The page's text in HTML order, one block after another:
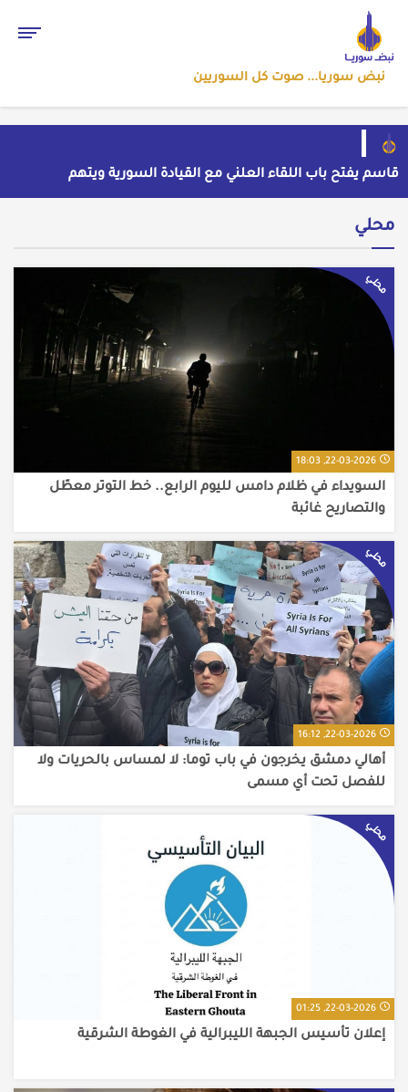
نبض سوريا... صوت كل السوريين
قاسم يفتح باب اللقاء العلني مع القيادة السورية ويتهم
السلطة في بيروت بـ"خدمة إسرائيل"
بسبب موجة الحر والجفاف... فرنسا توقف تشغيل 3
مفاعلات نووية
ضبط شحنة أدوية مخدرة في عجلة سورية بمنفذ الوليد
العراقي
من الاستيلاء على الأراضي إلى اعتقال الصحفيين: ملف
غياب الأمان؟
محلي
محلي
22-03-2026, 18:03
السويداء في ظلام دامس لليوم الرابع.. خط التوتر معطّل
والتصاريح غائبة
محلي
22-03-2026, 16:12
أهالي دمشق يخرجون في باب توما: لا لمساس بالحريات ولا
للفصل تحت أي مسمى
محلي
22-03-2026, 01:25
إعلان تأسيس الجبهة الليبرالية في الغوطة الشرقية